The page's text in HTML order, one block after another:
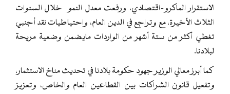
الاستقرار الماكرو-اقتصادي، ورفعت معدل النمو خلال السنوات
الثلاث الأخيرة، مع وتراجع في الدين العام، واحتياطيات نقد أجنبي
تغطي أكثر من ستة أشهر من الواردات مايضمن وضعية مريحة
لبلادنا.
كما أبرز معالي الوزير جهود حكومة بلادنا في تحديث مناخ الاستثمار،
وتفعيل قانون الشراكات بين القطاعين العام والخاص، وتعزيز